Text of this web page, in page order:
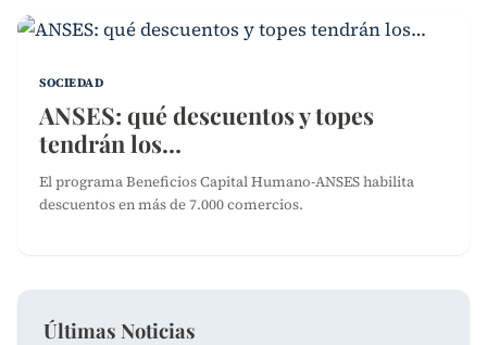
SOCIEDAD
ANSES: qué descuentos y topes
tendrán los…
El programa Beneficios Capital Humano-ANSES habilita
descuentos en más de 7.000 comercios.
Últimas Noticias